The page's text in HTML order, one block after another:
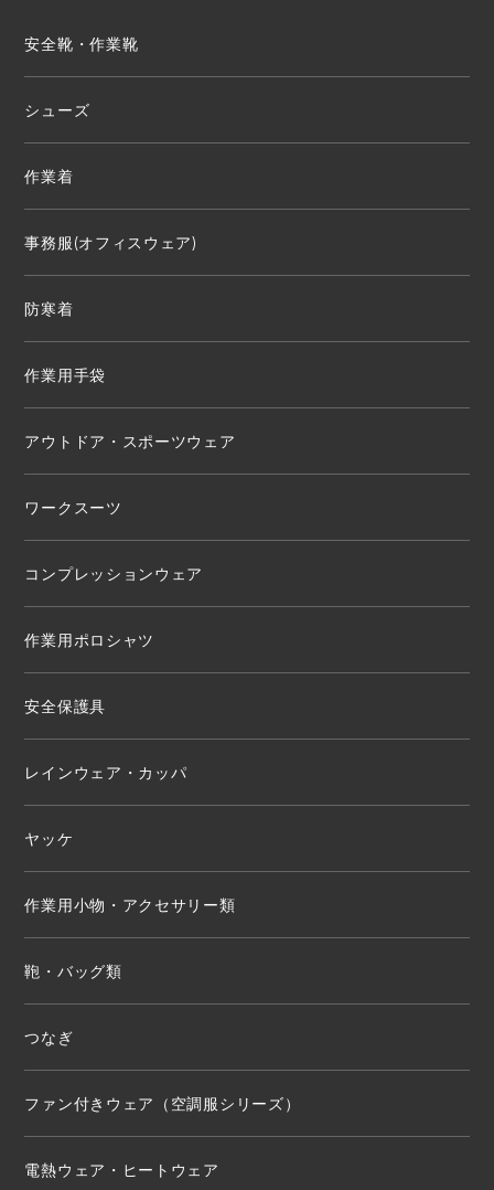
安全靴・作業靴
シューズ
作業着
事務服(オフィスウェア)
防寒着
作業用手袋
アウトドア・スポーツウェア
ワークスーツ
コンプレッションウェア
作業用ポロシャツ
安全保護具
レインウェア・カッパ
ヤッケ
作業用小物・アクセサリー類
鞄・バッグ類
つなぎ
ファン付きウェア（空調服シリーズ）
電熱ウェア・ヒートウェア